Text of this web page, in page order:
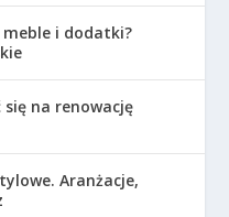
i dodatki?
na renowację
Aranżacje,